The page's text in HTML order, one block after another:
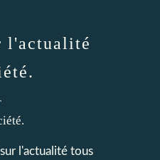
l'actualité
l'actualité tous